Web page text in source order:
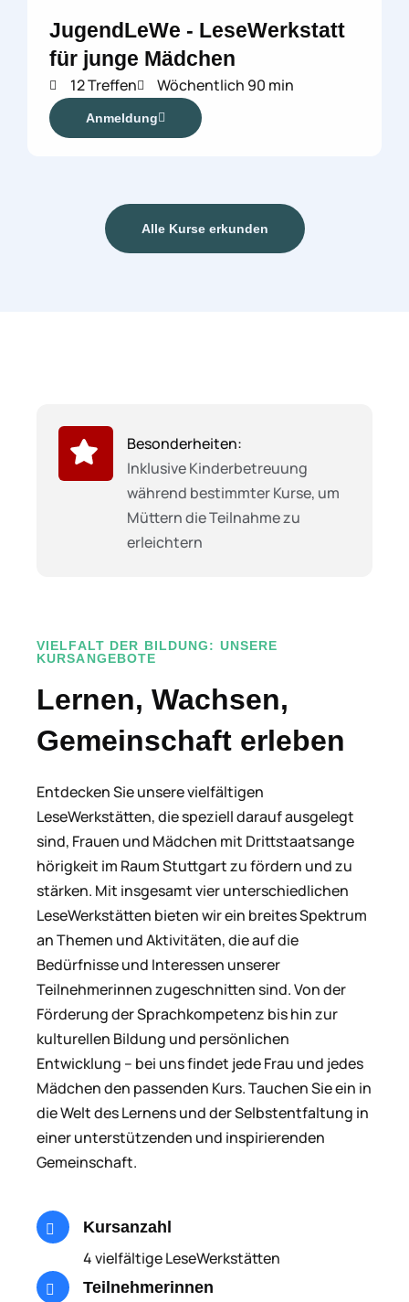
JugendLeWe - LeseWerkstatt
für junge Mädchen
12 Treffen Wöchentlich 90 min
Anmeldung
Alle Kurse erkunden
Besonderheiten:
Inklusive Kinderbetreuung
während bestimmter Kurse, um
Müttern die Teilnahme zu
erleichtern
VIELFALT DER BILDUNG: UNSERE
KURSANGEBOTE
Lernen, Wachsen,
Gemeinschaft erleben
Entdecken Sie unsere vielfältigen
LeseWerkstätten, die speziell darauf ausgelegt
sind, Frauen und Mädchen mit Drittstaatsange
hörigkeit im Raum Stuttgart zu fördern und zu
stärken. Mit insgesamt vier unterschiedlichen
LeseWerkstätten bieten wir ein breites Spektrum
an Themen und Aktivitäten, die auf die
Bedürfnisse und Interessen unserer
Teilnehmerinnen zugeschnitten sind. Von der
Förderung der Sprachkompetenz bis hin zur
kulturellen Bildung und persönlichen
Entwicklung – bei uns findet jede Frau und jedes
Mädchen den passenden Kurs. Tauchen Sie ein in
die Welt des Lernens und der Selbstentfaltung in
einer unterstützenden und inspirierenden
Gemeinschaft.
Kursanzahl
4 vielfältige LeseWerkstätten
Teilnehmerinnen